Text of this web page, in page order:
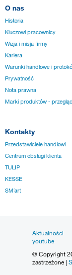
O nas
Historia
Kluczowi pracownicy
Wizja i misja firmy
Kariera
Warunki handlowe i
Prywatność
Nota prawna
Marki produktów - przegląd
Kontakty
Przedstawiciele handlowi
Centrum obsługi klienta
TULIP
KESSE
SM´art
Aktualności
youtube
© Copyright
zastrzeżone |